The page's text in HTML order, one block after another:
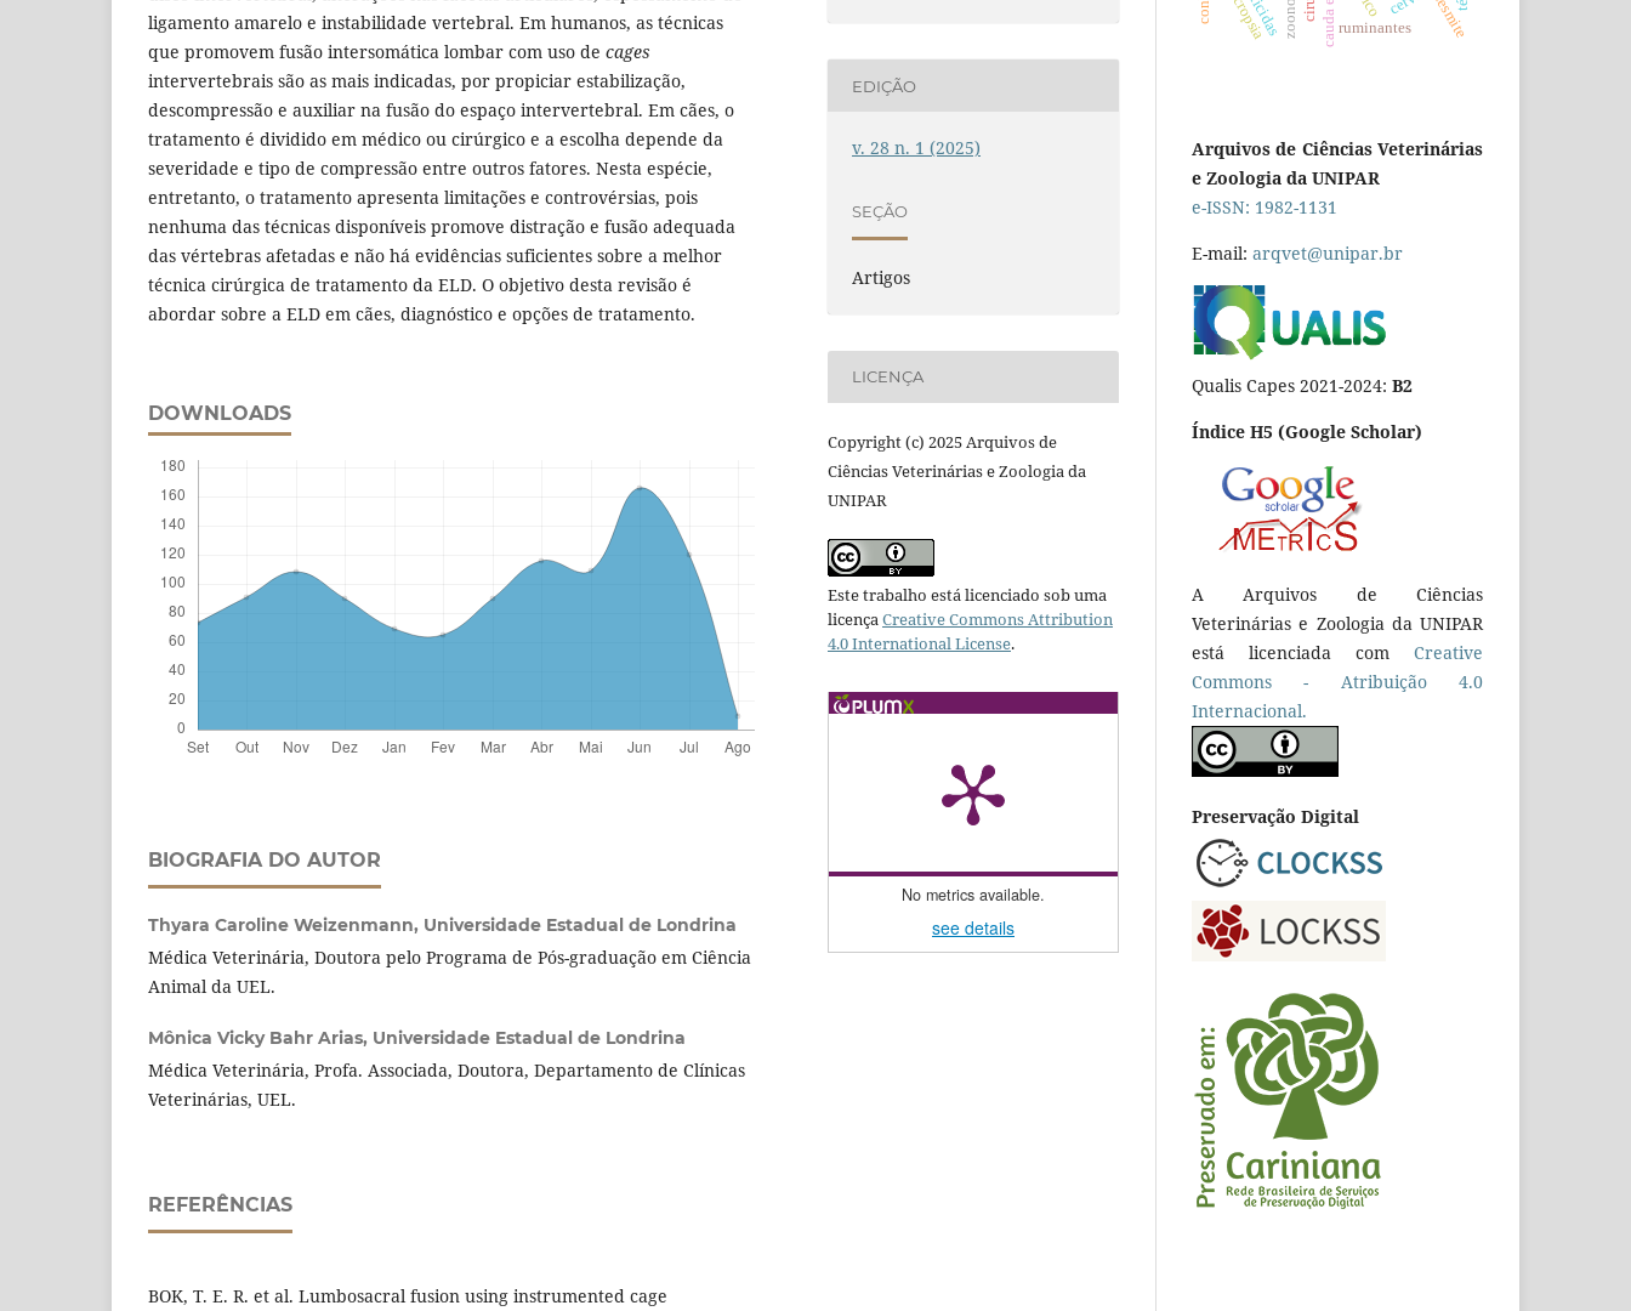
ligamento amarelo e instabilidade vertebral. Em humanos, as técnicas
que promovem fusão intersomática lombar com uso de cages
intervertebrais são as mais indicadas, por propiciar estabilização,
descompressão e auxiliar na fusão do espaço intervertebral. Em cães, o
tratamento é dividido em médico ou cirúrgico e a escolha depende da
severidade e tipo de compressão entre outros fatores. Nesta espécie,
entretanto, o tratamento apresenta limitações e controvérsias, pois
nenhuma das técnicas disponíveis promove distração e fusão adequada
das vértebras afetadas e não há evidências suficientes sobre a melhor
técnica cirúrgica de tratamento da ELD. O objetivo desta revisão é
abordar sobre a ELD em cães, diagnóstico e opções de tratamento.
DOWNLOADS
BIOGRAFIA DO AUTOR
Thyara Caroline Weizenmann, Universidade Estadual de Londrina
Médica Veterinária, Doutora pelo Programa de Pós-graduação em Ciência
Animal da UEL.
Mônica Vicky Bahr Arias, Universidade Estadual de Londrina
Médica Veterinária, Profa. Associada, Doutora, Departamento de Clínicas
Veterinárias, UEL.
REFERÊNCIAS
BOK, T. E. R. et al. Lumbosacral fusion using instrumented cage
EDIÇÃO
v. 28 n. 1 (2025)
SEÇÃO
Artigos
LICENÇA
Copyright (c) 2025 Arquivos de
Ciências Veterinárias e Zoologia da
UNIPAR
Este trabalho está licenciado sob uma
licença Creative Commons Attribution
4.0 International License.
No metrics available.
see details
ruminantes desmite
zoonose
Arquivos de Ciências Veterinárias
e Zoologia da UNIPAR
e-ISSN: 1982-1131
E-mail: arqvet@unipar.br
Qualis Capes 2021-2024: B2
Índice H5 (Google Scholar)
A Arquivos de Ciências
Veterinárias e Zoologia da UNIPAR
está licenciada com Creative
Commons - Atribuição 4.0
Internacional.
Preservação Digital